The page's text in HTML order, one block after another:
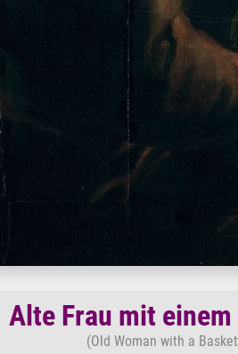
Alte Frau mit
(Old Woman with a